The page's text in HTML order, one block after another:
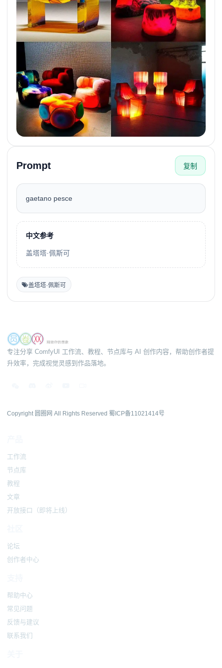
Prompt 复制
gaetano pesce
中文参考
盖塔塔·佩斯可
盖塔塔·佩斯可
专注分享 ComfyUI 工作流、教程、节点库与 AI 创作内容，帮助创作者提
升效率，完成视觉灵感到作品落地。
Copyright 圆圈网 All Rights Reserved 蜀ICP备11021414号
工作流
节点库
教程
文章
开放接口（即将上线）
论坛
创作者中心
帮助中心
常见问题
反馈与建议
联系我们